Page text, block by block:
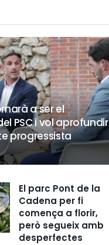
a ser el
PSC i vol aprofundir
progressista
El parc Pont de la
Cadena per fi
comença a florir,
però segueix amb
desperfectes